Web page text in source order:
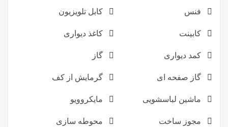
فنس کابل تلویزیون
کابینت کاغذ دیواری
کمد دیواری گاز
گاز صفحه ای گرمایش از کف
ماشین لباسشویی مایکروویو
مجوز ساخت محوطه سازی